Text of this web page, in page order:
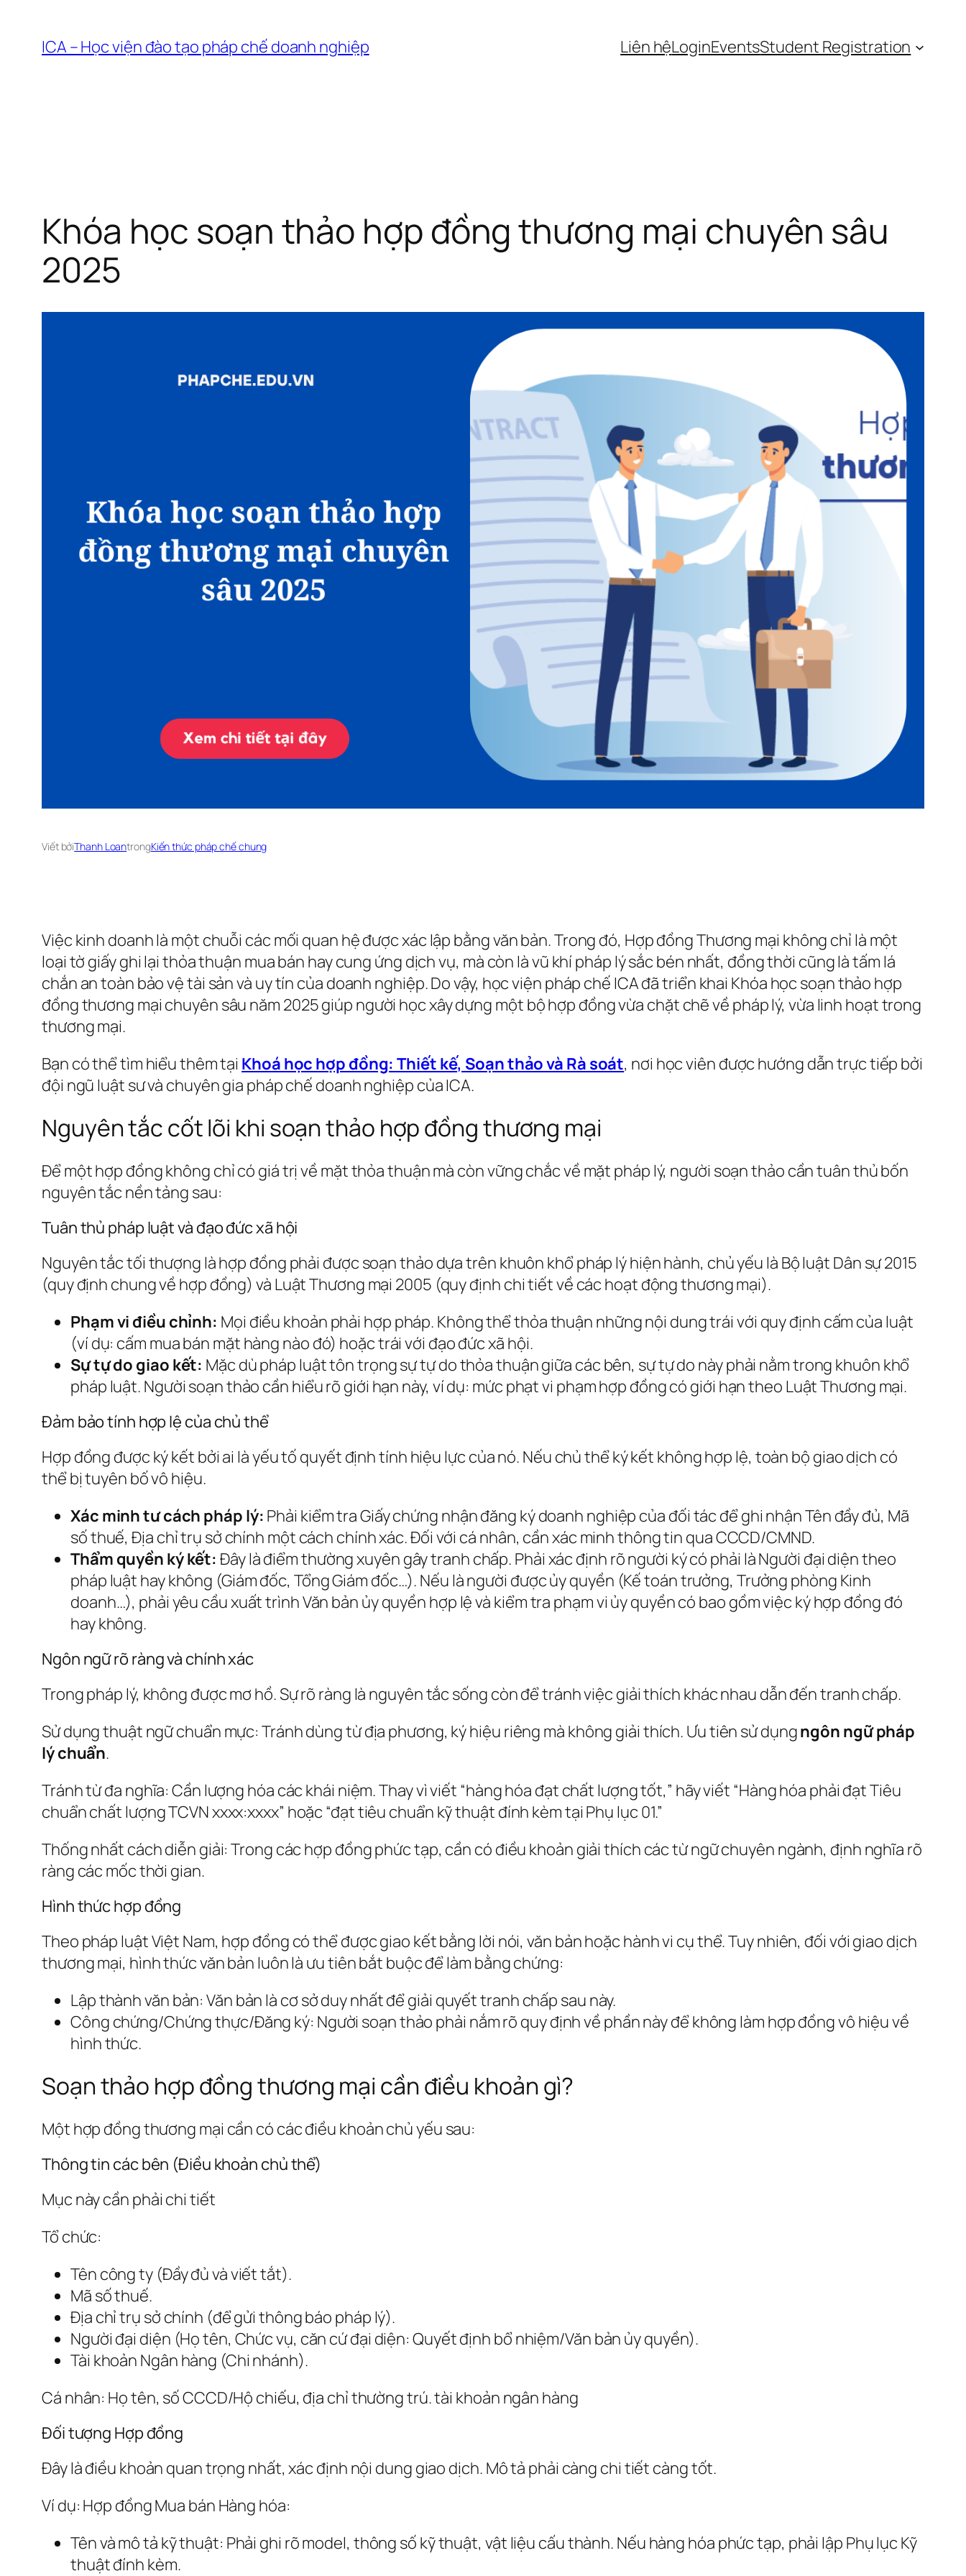
ICA – Học viện đào tạo pháp chế doanh nghiệp Liên hệLoginEventsStudent Registration
Khóa học soạn thảo hợp đồng thương mại chuyên sâu
2025
Viết bởiThanh LoantrongKiến thức pháp chế chung
Việc kinh doanh là một chuỗi các mối quan hệ được xác lập bằng văn bản. Trong đó, Hợp đồng Thương mại không chỉ là một
loại tờ giấy ghi lại thỏa thuận mua bán hay cung ứng dịch vụ, mà còn là vũ khí pháp lý sắc bén nhất, đồng thời cũng là tấm lá
chắn an toàn bảo vệ tài sản và uy tín của doanh nghiệp. Do vậy, học viện pháp chế ICA đã triển khai Khóa học soạn thảo hợp
đồng thương mại chuyên sâu năm 2025 giúp người học xây dựng một bộ hợp đồng vừa chặt chẽ về pháp lý, vừa linh hoạt trong
thương mại.
Bạn có thể tìm hiểu thêm tại Khoá học hợp đồng: Thiết kế, Soạn thảo và Rà soát, nơi học viên được hướng dẫn trực tiếp bởi
đội ngũ luật sư và chuyên gia pháp chế doanh nghiệp của ICA.
Nguyên tắc cốt lõi khi soạn thảo hợp đồng thương mại
Để một hợp đồng không chỉ có giá trị về mặt thỏa thuận mà còn vững chắc về mặt pháp lý, người soạn thảo cần tuân thủ bốn
nguyên tắc nền tảng sau:
Tuân thủ pháp luật và đạo đức xã hội
Nguyên tắc tối thượng là hợp đồng phải được soạn thảo dựa trên khuôn khổ pháp lý hiện hành, chủ yếu là Bộ luật Dân sự 2015
(quy định chung về hợp đồng) và Luật Thương mại 2005 (quy định chi tiết về các hoạt động thương mại).
Phạm vi điều chỉnh: Mọi điều khoản phải hợp pháp. Không thể thỏa thuận những nội dung trái với quy định cấm của luật
(ví dụ: cấm mua bán mặt hàng nào đó) hoặc trái với đạo đức xã hội.
Sự tự do giao kết: Mặc dù pháp luật tôn trọng sự tự do thỏa thuận giữa các bên, sự tự do này phải nằm trong khuôn khổ
pháp luật. Người soạn thảo cần hiểu rõ giới hạn này, ví dụ: mức phạt vi phạm hợp đồng có giới hạn theo Luật Thương mại.
Đảm bảo tính hợp lệ của chủ thể
Hợp đồng được ký kết bởi ai là yếu tố quyết định tính hiệu lực của nó. Nếu chủ thể ký kết không hợp lệ, toàn bộ giao dịch có
thể bị tuyên bố vô hiệu.
Xác minh tư cách pháp lý: Phải kiểm tra Giấy chứng nhận đăng ký doanh nghiệp của đối tác để ghi nhận Tên đầy đủ, Mã
số thuế, Địa chỉ trụ sở chính một cách chính xác. Đối với cá nhân, cần xác minh thông tin qua CCCD/CMND.
Thẩm quyền ký kết: Đây là điểm thường xuyên gây tranh chấp. Phải xác định rõ người ký có phải là Người đại diện theo
pháp luật hay không (Giám đốc, Tổng Giám đốc…). Nếu là người được ủy quyền (Kế toán trưởng, Trưởng phòng Kinh
doanh…), phải yêu cầu xuất trình Văn bản ủy quyền hợp lệ và kiểm tra phạm vi ủy quyền có bao gồm việc ký hợp đồng đó
hay không.
Ngôn ngữ rõ ràng và chính xác
Trong pháp lý, không được mơ hồ. Sự rõ ràng là nguyên tắc sống còn để tránh việc giải thích khác nhau dẫn đến tranh chấp.
Sử dụng thuật ngữ chuẩn mực: Tránh dùng từ địa phương, ký hiệu riêng mà không giải thích. Ưu tiên sử dụngngôn ngữ pháp
lý chuẩn.
Tránh từ đa nghĩa: Cần lượng hóa các khái niệm. Thay vì viết “hàng hóa đạt chất lượng tốt,” hãy viết “Hàng hóa phải đạt Tiêu
chuẩn chất lượng TCVN xxxx:xxxx” hoặc “đạt tiêu chuẩn kỹ thuật đính kèm tại Phụ lục 01.”
Thống nhất cách diễn giải: Trong các hợp đồng phức tạp, cần có điều khoản giải thích các từ ngữ chuyên ngành, định nghĩa rõ
ràng các mốc thời gian.
Hình thức hợp đồng
Theo pháp luật Việt Nam, hợp đồng có thể được giao kết bằng lời nói, văn bản hoặc hành vi cụ thể. Tuy nhiên, đối với giao dịch
thương mại, hình thức văn bản luôn là ưu tiên bắt buộc để làm bằng chứng:
Lập thành văn bản: Văn bản là cơ sở duy nhất để giải quyết tranh chấp sau này.
Công chứng/Chứng thực/Đăng ký: Người soạn thảo phải nắm rõ quy định về phần này để không làm hợp đồng vô hiệu về
hình thức.
Soạn thảo hợp đồng thương mại cần điều khoản gì?
Một hợp đồng thương mại cần có các điều khoản chủ yếu sau:
Thông tin các bên (Điều khoản chủ thể)
Mục này cần phải chi tiết
Tổ chức:
Tên công ty (Đầy đủ và viết tắt).
Mã số thuế.
Địa chỉ trụ sở chính (để gửi thông báo pháp lý).
Người đại diện (Họ tên, Chức vụ, căn cứ đại diện: Quyết định bổ nhiệm/Văn bản ủy quyền).
Tài khoản Ngân hàng (Chi nhánh).
Cá nhân: Họ tên, số CCCD/Hộ chiếu, địa chỉ thường trú. tài khoản ngân hàng
Đối tượng Hợp đồng
Đây là điều khoản quan trọng nhất, xác định nội dung giao dịch. Mô tả phải càng chi tiết càng tốt.
Ví dụ: Hợp đồng Mua bán Hàng hóa:
Tên và mô tả kỹ thuật: Phải ghi rõ model, thông số kỹ thuật, vật liệu cấu thành. Nếu hàng hóa phức tạp, phải lập Phụ lục Kỹ
thuật đính kèm.